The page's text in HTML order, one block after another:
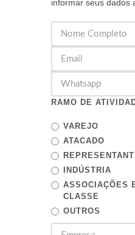
informar seus dados
RAMO DE
VAREJO
ATACADO
INDÚSTRIA
ASSOCIAÇÕES
CLASSE
OUTROS